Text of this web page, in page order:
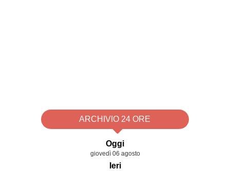
ARCHIVIO 24 ORE
Oggi
giovedì 06 agosto
Ieri